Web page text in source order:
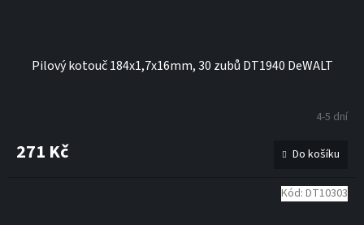
Pilový kotouč 184x1,7x16mm, 30 zubů DT1940 DeWALT
4-5 dní
271 Kč Do košíku
Kód: DT10303